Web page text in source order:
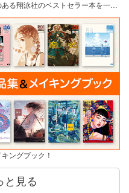
る翔泳社のベストセラー本を一…
ングブック！
と見る